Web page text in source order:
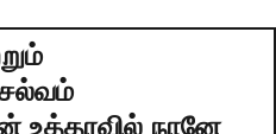
உத்தரவில் நானே